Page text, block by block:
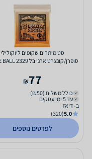
סט מיתרים שקופים ליוקולילי
סופרן/קונצרט ארני בל ERNIE BALL 2329
77
₪
כולל משלוח (₪50)
עד 5 ימי עסקים
ב- דיאז
5.0
(320)
לפרטים נוספים